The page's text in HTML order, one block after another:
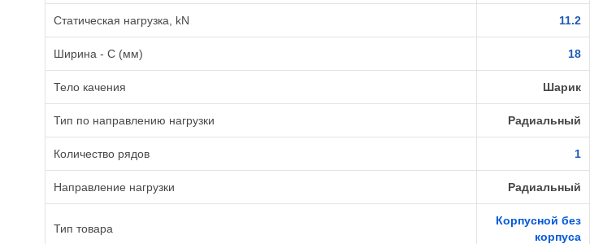
Статическая нагрузка, kN 11.2
Ширина - C (мм) 18
Тело качения Шарик
Тип по направлению нагрузки Радиальный
Количество рядов 1
Направление нагрузки Радиальный
Тип товара
Корпусной без
корпуса